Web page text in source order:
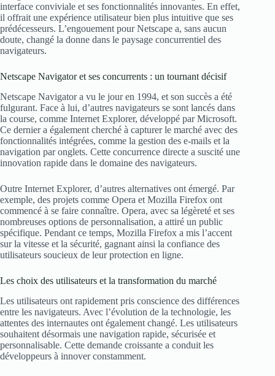
interface conviviale et ses fonctionnalités innovantes. En effet,
il offrait une expérience utilisateur bien plus intuitive que ses
prédécesseurs. L’engouement pour Netscape a, sans aucun
doute, changé la donne dans le paysage concurrentiel des
navigateurs.
Netscape Navigator et ses concurrents : un tournant décisif
Netscape Navigator a vu le jour en 1994, et son succès a été
fulgurant. Face à lui, d’autres navigateurs se sont lancés dans
la course, comme Internet Explorer, développé par Microsoft.
Ce dernier a également cherché à capturer le marché avec des
fonctionnalités intégrées, comme la gestion des e-mails et la
navigation par onglets. Cette concurrence directe a suscité une
innovation rapide dans le domaine des navigateurs.
Outre Internet Explorer, d’autres alternatives ont émergé. Par
exemple, des projets comme Opera et Mozilla Firefox ont
commencé à se faire connaître. Opera, avec sa légèreté et ses
nombreuses options de personnalisation, a attiré un public
spécifique. Pendant ce temps, Mozilla Firefox a mis l’accent
sur la vitesse et la sécurité, gagnant ainsi la confiance des
utilisateurs soucieux de leur protection en ligne.
Les choix des utilisateurs et la transformation du marché
Les utilisateurs ont rapidement pris conscience des différences
entre les navigateurs. Avec l’évolution de la technologie, les
attentes des internautes ont également changé. Les utilisateurs
souhaitent désormais une navigation rapide, sécurisée et
personnalisable. Cette demande croissante a conduit les
développeurs à innover constamment.